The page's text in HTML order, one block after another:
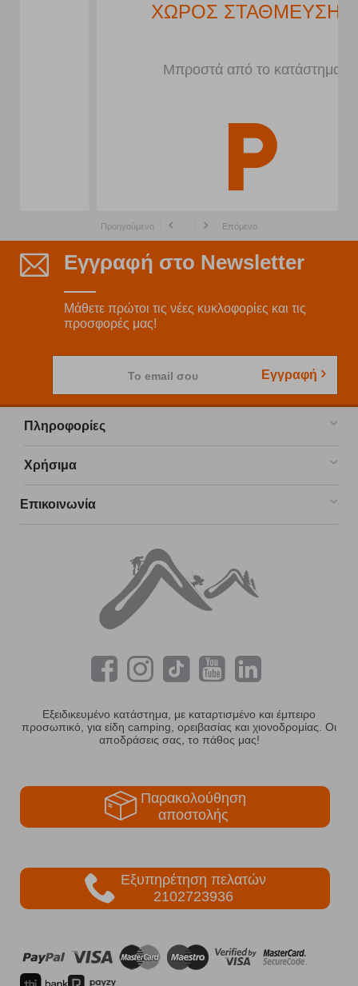
ΧΩΡΟΣ ΣΤΑΘΜΕΥΣΗΣ
Μπροστά από το κατάστημα
Προηγούμενο Επόμενο
Εγγραφή στο Newsletter
Μάθετε πρώτοι τις νέες κυκλοφορίες και τις
προσφορές μας!
Το email σου Εγγραφή
Πληροφορίες
Χρήσιμα
Επικοινωνία
Εξειδικευμένο κατάστημα, με καταρτισμένο και έμπειρο
προσωπικό, για είδη camping, ορειβασίας και χιονοδρομίας. Οι
αποδράσεις σας, το πάθος μας!
Παρακολούθηση
αποστολής
Εξυπηρέτηση πελατών
2102723936